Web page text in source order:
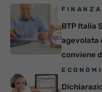
FINANZA
BTP Italia
agevolata
conviene